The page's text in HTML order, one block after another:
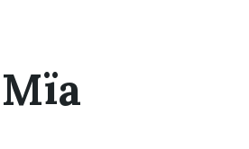
Mïa